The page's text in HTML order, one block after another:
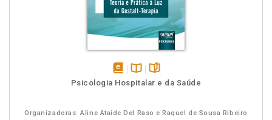
disponívelDisponível
páginas
Psicologia Hospitalar e da Saúde
Organizadoras: Aline Ataide Del Raso e Raquel de Sousa Ribeiro